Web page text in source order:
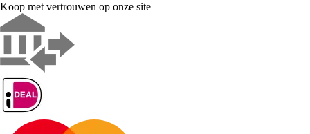
Koop met vertrouwen op onze site